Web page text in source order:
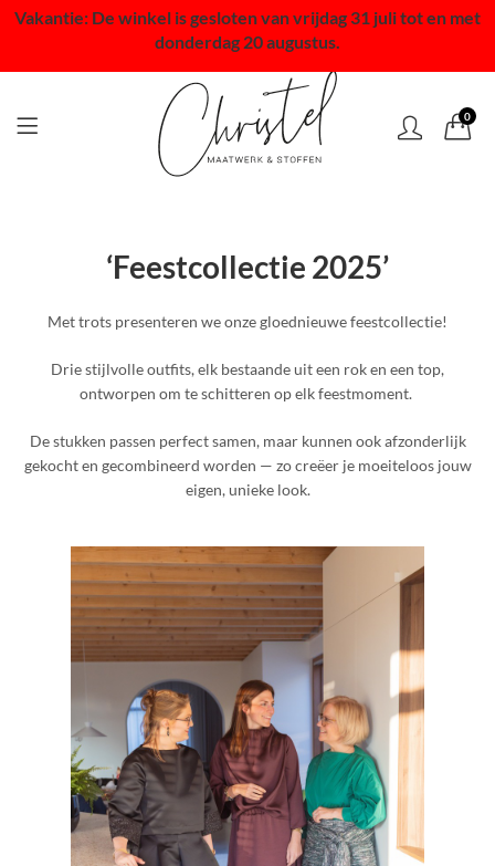
Vakantie: De winkel is gesloten van vrijdag 31 juli tot en met
donderdag 20 augustus.
0
‘Feestcollectie 2025’
Met trots presenteren we onze gloednieuwe feestcollectie!
Drie stijlvolle outfits, elk bestaande uit een rok en een top,
ontworpen om te schitteren op elk feestmoment.
De stukken passen perfect samen, maar kunnen ook afzonderlijk
gekocht en gecombineerd worden — zo creëer je moeiteloos jouw
eigen, unieke look.